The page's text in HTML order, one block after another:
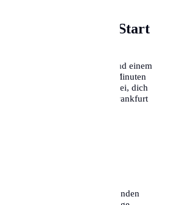
unkomplizierter Start
in Frankfurt am Main ist kein
der richtigen Vorbereitung und einem
ist die Sache in 15 bis 20 Minuten
dieser Guide hilft dir dabei, dich
neuen Heimat einzuleben. Frankfurt
auf dich!
Ordner für Ihre Dokumente
Meldebestätigungen und Urkunden